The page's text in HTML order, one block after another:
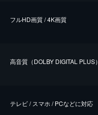
フルHD画質 / 4K画質
⾼⾳質（DOLBY DIGITAL PLUS）
テレビ / スマホ / PCなどに対応